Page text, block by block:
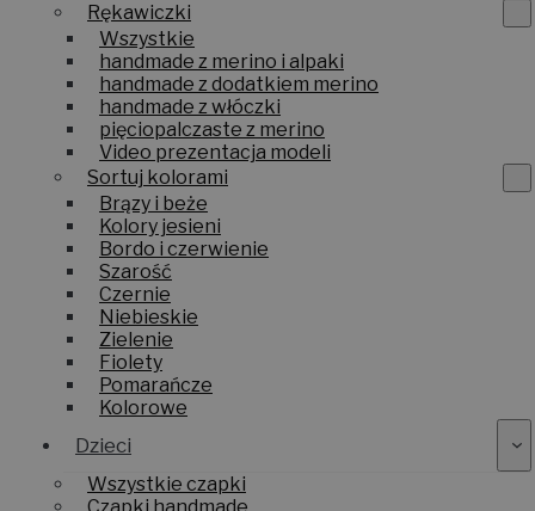
Rękawiczki
Wszystkie
handmade z merino i alpaki
handmade z dodatkiem merino
handmade z włóczki
pięciopalczaste z merino
Video prezentacja modeli
Sortuj kolorami
Brązy i beże
Kolory jesieni
Bordo i czerwienie
Szarość
Czernie
Niebieskie
Zielenie
Fiolety
Pomarańcze
Kolorowe
Dzieci
Wszystkie czapki